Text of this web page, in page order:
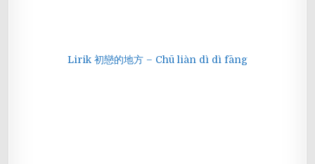
Lirik 初戀的地方 – Chū liàn dì dì fāng